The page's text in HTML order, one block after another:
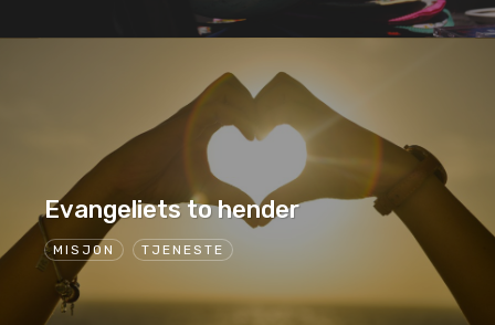
MISJON TJENESTE
Evangeliets to hender